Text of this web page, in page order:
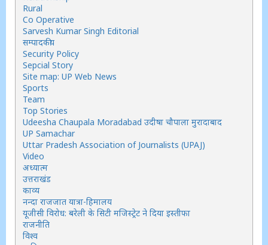
Rural
Co Operative
Sarvesh Kumar Singh Editorial
सम्पादकीय
Security Policy
Sepcial Story
Site map: UP Web News
Sports
Team
Top Stories
Udeesha Chaupala Moradabad उदीषा चौपाला मुरादाबाद
UP Samachar
Uttar Pradesh Association of Journalists (UPAJ)
Video
अध्यात्म
उत्तराखंड
काव्य
नन्दा राजजात यात्रा-हिमालय
यूजीसी विरोध: बरेली के सिटी मजिस्ट्रेट ने दिया इस्तीफा
राजनीति
विश्व